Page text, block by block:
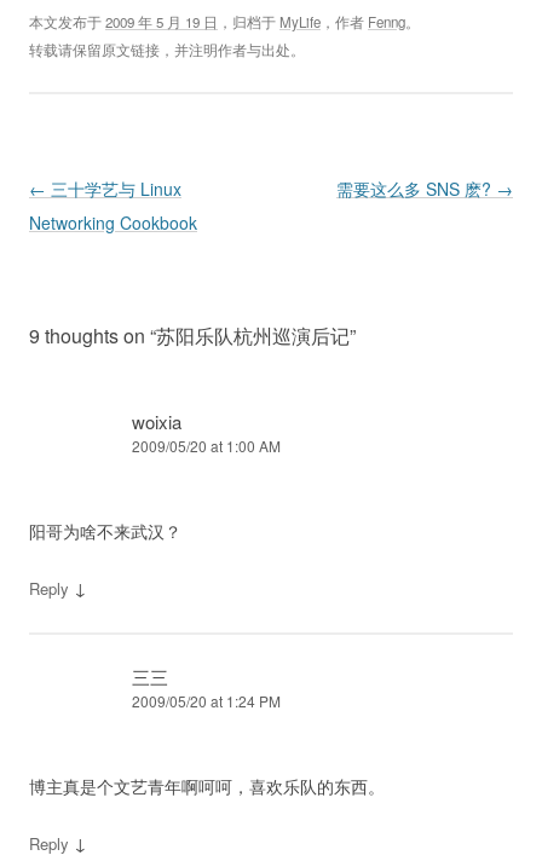
本文发布于2009 年 5 月 19 日 ，归档于 MyLife ，作者 Fenng。
转载请保留原文链接，并注明作者与出处。
Post navigation
← 三十学艺与 Linux
Networking Cookbook
需要这么多 SNS 麽? →
9 thoughts on “苏阳乐队杭州巡演后记”
woixia
2009/05/20 at 1:00 AM
阳哥为啥不来武汉？
Reply ↓
三三
2009/05/20 at 1:24 PM
博主真是个文艺青年啊呵呵，喜欢乐队的东西。
Reply ↓